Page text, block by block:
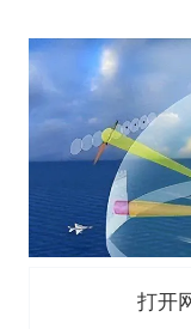
打开